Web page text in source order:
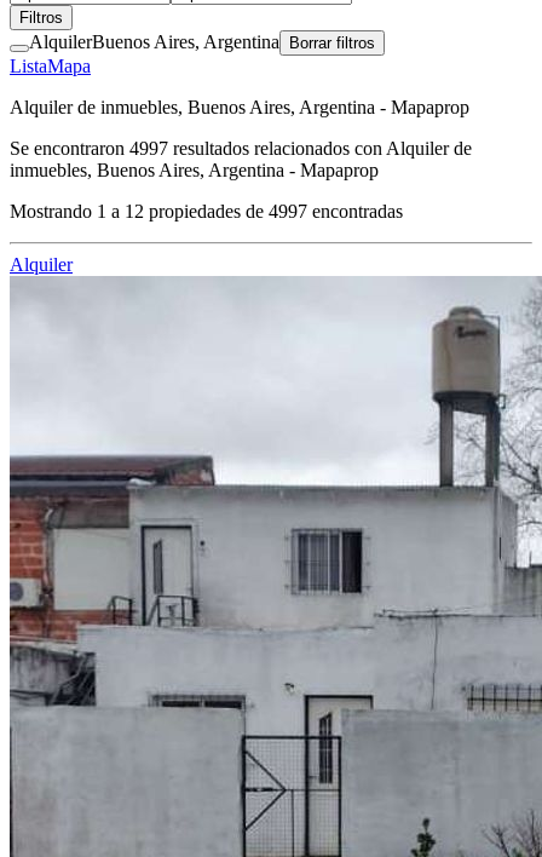
Filtros
AlquilerBuenos Aires, Argentina Borrar filtros
ListaMapa
Alquiler de inmuebles, Buenos Aires, Argentina - Mapaprop
Se encontraron 4997 resultados relacionados con Alquiler de
inmuebles, Buenos Aires, Argentina - Mapaprop
Mostrando 1 a 12 propiedades de 4997 encontradas
Alquiler